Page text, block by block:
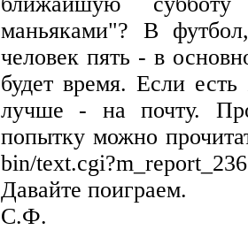
маньяками"? В
человек пять - в
будет время. Если
лучше - на почту.
попытку можно
bin/text.cgi?m_report_236
Давайте поиграем.
С.Ф.